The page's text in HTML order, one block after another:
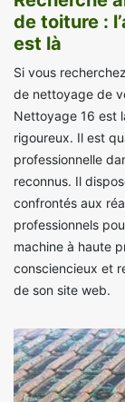
de toiture :
est là
Si vous
de nettoyage de
Nettoyage 16 est
rigoureux. Il est
professionnelle
reconnus. Il
confrontés aux
professionnels
machine à haute
consciencieux et
de son site web.